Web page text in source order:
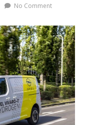
No Comment